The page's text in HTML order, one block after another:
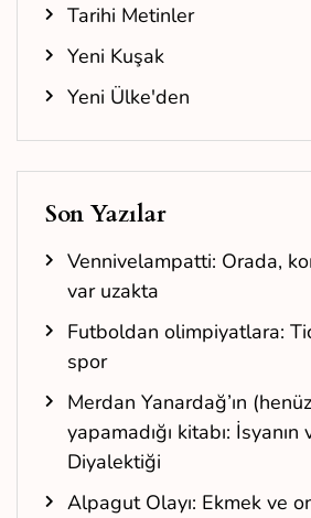
Tarihi Metinler
Yeni Kuşak
Yeni Ülke'den
Son Yazılar
Vennivelampatti: Orada,
var uzakta
Futboldan olimpiyatlara:
spor
Merdan Yanardağ’ın
yapamadığı kitabı:
Diyalektiği
Alpagut Olayı: Ekmek ve